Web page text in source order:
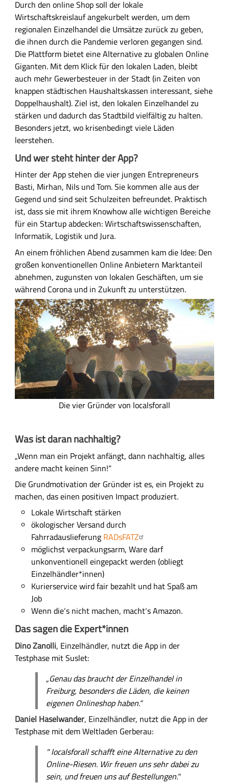
c
a
l
s
f
o
r
a
l
l
A
p
Durch den online Shop soll der lokale
Wirtschaftskreislauf angekurbelt werden, um dem
regionalen Einzelhandel die Umsätze zurück zu geben,
die ihnen durch die Pandemie verloren gegangen sind.
Die Plattform bietet eine Alternative zu globalen Online
Giganten. Mit dem Klick für den lokalen Laden, bleibt
auch mehr Gewerbesteuer in der Stadt (in Zeiten von
knappen städtischen Haushaltskassen interessant, siehe
Doppelhaushalt). Ziel ist, den lokalen Einzelhandel zu
stärken und dadurch das Stadtbild vielfältig zu halten.
Besonders jetzt, wo krisenbedingt viele Läden
leerstehen.
Und wer steht hinter der App?
Hinter der App stehen die vier jungen Entrepreneurs
Basti, Mirhan, Nils und Tom. Sie kommen alle aus der
Gegend und sind seit Schulzeiten befreundet. Praktisch
ist, dass sie mit ihrem Knowhow alle wichtigen Bereiche
für ein Startup abdecken: Wirtschaftswissenschaften,
Informatik, Logistik und Jura.
An einem fröhlichen Abend zusammen kam die Idee: Den
großen konventionellen Online Anbietern Marktanteil
abnehmen, zugunsten von lokalen Geschäften, um sie
während Corona und in Zukunft zu unterstützen.
B
i
l
d
4
G
r
ü
n
d
l
f
o
l
Die vier Gründer von localsforall
Was ist daran nachhaltig?
„Wenn man ein Projekt anfängt, dann nachhaltig, alles
andere macht keinen Sinn!“
Die Grundmotivation der Gründer ist es, ein Projekt zu
machen, das einen positiven Impact produziert.
Lokale Wirtschaft stärken
ökologischer Versand durch
Fahrradauslieferung RADsFATZ
möglichst verpackungsarm, Ware darf
unkonventionell eingepackt werden (obliegt
Einzelhändler*innen)
Kurierservice wird fair bezahlt und hat Spaß am
Job
Wenn die‘s nicht machen, macht‘s Amazon.
Das sagen die Expert*innen
Dino Zanolli, Einzelhändler, nutzt die App in der
Testphase mit Suslet:
„Genau das braucht der Einzelhandel in
Freiburg, besonders die Läden, die keinen
eigenen Onlineshop haben.“
Daniel Haselwander, Einzelhändler, nutzt die App in der
Testphase mit dem Weltladen Gerberau:
" localsforall schafft eine Alternative zu den
Online-Riesen. Wir freuen uns sehr dabei zu
sein, und freuen uns auf Bestellungen."